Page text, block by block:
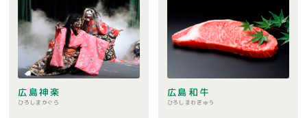
広島神楽
ひろしまかぐら
広島和牛
ひろしまわぎゅう